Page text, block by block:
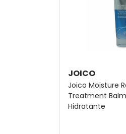
JOICO
Joico Moisture
Treatment
Hidratante